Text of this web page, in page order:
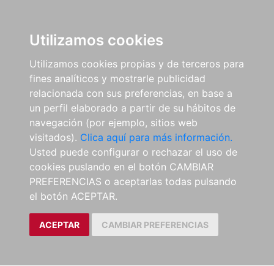
Utilizamos cookies
Utilizamos cookies propias y de terceros para
fines analíticos y mostrarle publicidad
relacionada con sus preferencias, en base a
un perfil elaborado a partir de su hábitos de
navegación (por ejemplo, sitios web
visitados). Clica aquí para más información.
Usted puede configurar o rechazar el uso de
cookies puslando en el botón CAMBIAR
PREFERENCIAS o aceptarlas todas pulsando
el botón ACEPTAR.
ACEPTAR CAMBIAR PREFERENCIAS